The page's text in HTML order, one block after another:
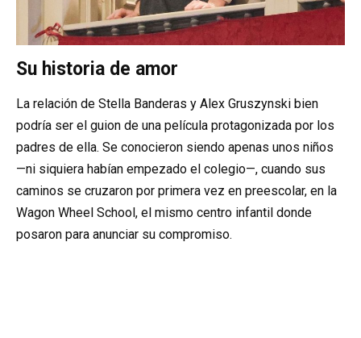
Su historia de amor
La relación de Stella Banderas y Alex Gruszynski bien
podría ser el guion de una película protagonizada por los
padres de ella. Se conocieron siendo apenas unos niños
—ni siquiera habían empezado el colegio—, cuando sus
caminos se cruzaron por primera vez en preescolar, en la
Wagon Wheel School, el mismo centro infantil donde
posaron para anunciar su compromiso.